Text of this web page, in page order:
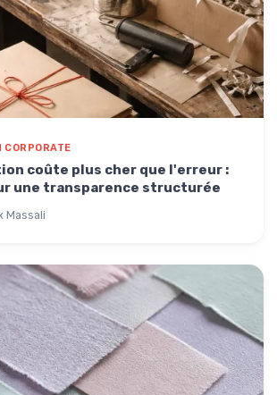
CORPORATE
coûte plus cher que l'erreur :
une transparence structurée
Massali